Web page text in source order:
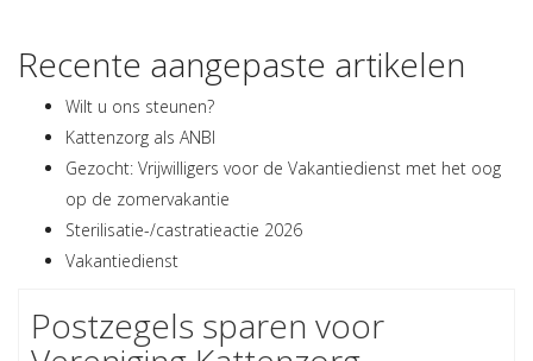
Recente aangepaste artikelen
Wilt u ons steunen?
Kattenzorg als ANBI
Gezocht: Vrijwilligers voor de Vakantiedienst met het oog
op de zomervakantie
Sterilisatie-/castratieactie 2026
Vakantiedienst
Postzegels sparen voor